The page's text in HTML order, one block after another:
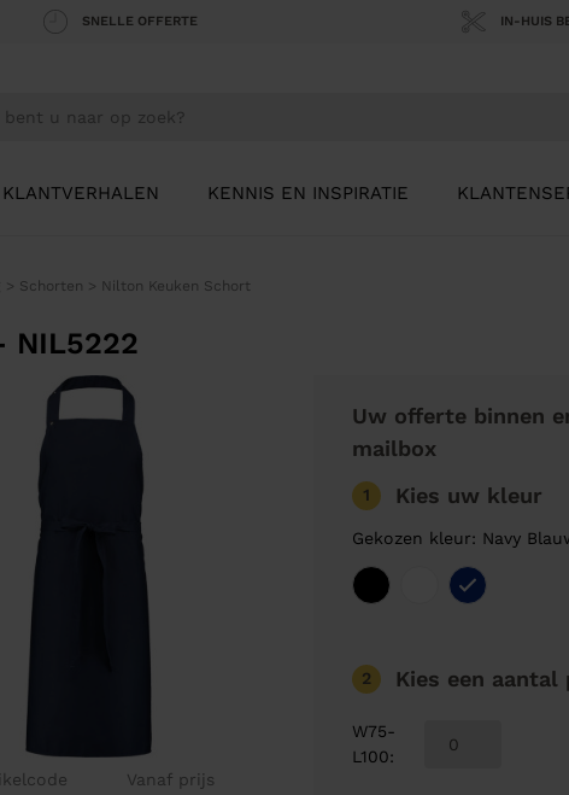
SNELLE OFFERTE IN-HUIS
KLANTVERHALEN KENNIS EN INSPIRATIE
> Schorten > Nilton Keuken Schort
NIL5222
Vanaf prijs
Uw offerte binnen
mailbox
1 Kies uw kleur
Gekozen kleur: Navy
2 Kies een aantal
W75-
L100: